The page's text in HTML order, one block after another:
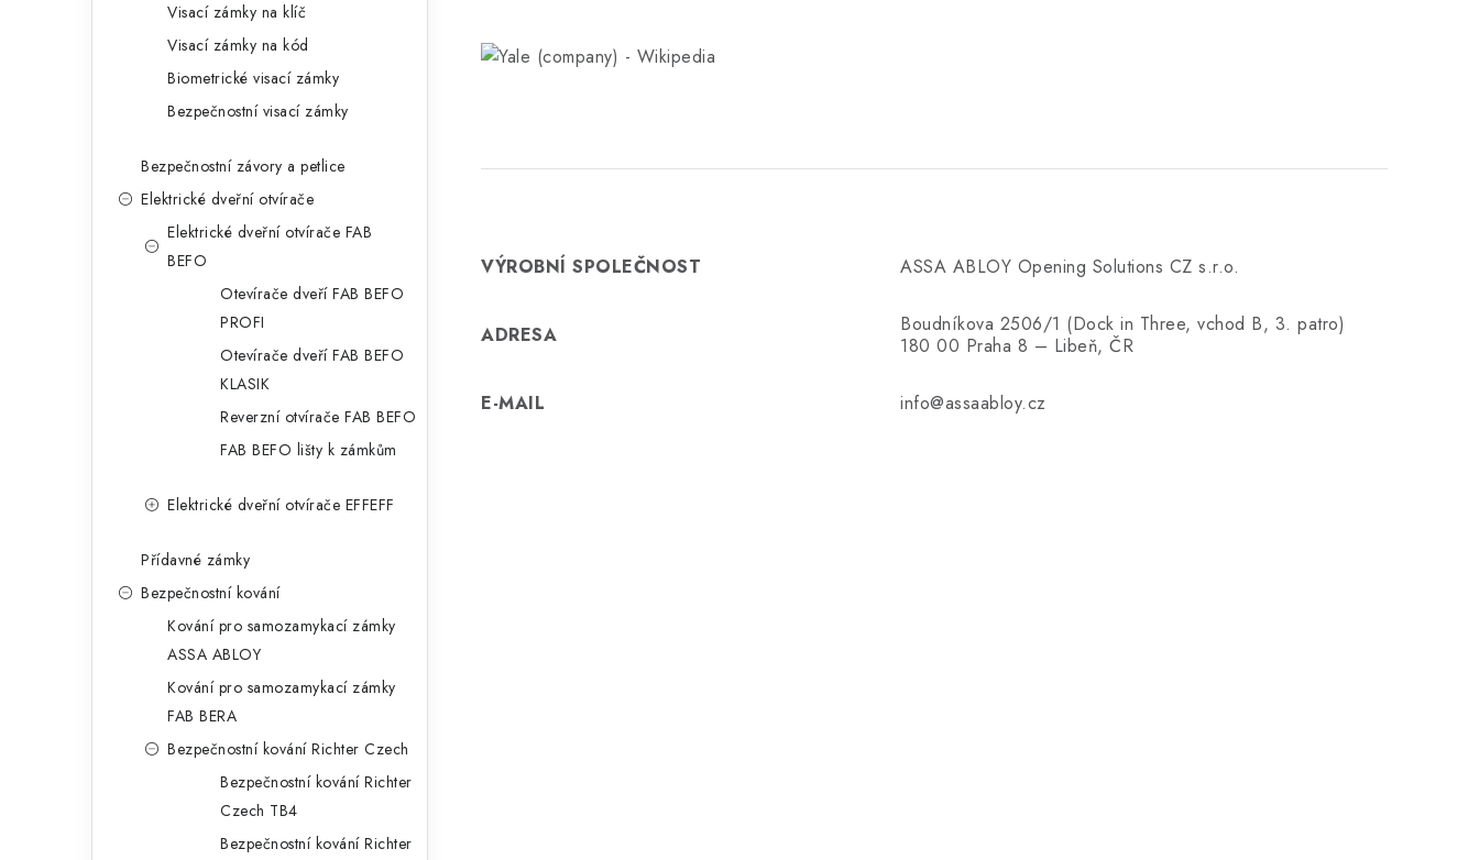
Visací zámky na klíč
Visací zámky na kód
Biometrické visací zámky
Bezpečnostní visací zámky
Bezpečnostní závory a petlice
Elektrické dveřní otvírače
Elektrické dveřní otvírače FAB
BEFO
Otevírače dveří FAB BEFO
PROFI
Otevírače dveří FAB BEFO
KLASIK
Reverzní otvírače FAB BEFO
FAB BEFO lišty k zámkům
Elektrické dveřní otvírače EFFEFF
Přídavné zámky
Bezpečnostní kování
Kování pro samozamykací zámky
ASSA ABLOY
Kování pro samozamykací zámky
FAB BERA
Bezpečnostní kování Richter Czech
Bezpečnostní kování Richter
Czech TB4
Bezpečnostní kování Richter
VÝROBNÍ SPOLEČNOST ASSA ABLOY Opening Solutions CZ s.r.o.
ADRESA
Boudníkova 2506/1 (Dock in Three, vchod B, 3. patro)
180 00 Praha 8 – Libeň, ČR
E-MAIL info@assaabloy.cz